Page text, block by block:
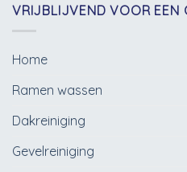
VRIJBLIJVEND VOOR EEN
Home
Ramen wassen
Dakreiniging
Gevelreiniging